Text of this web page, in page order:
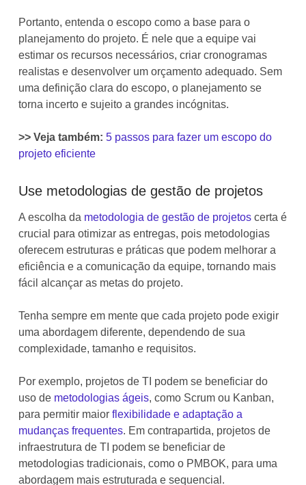
Portanto, entenda o escopo como a base para o
planejamento do projeto. É nele que a equipe vai
estimar os recursos necessários, criar cronogramas
realistas e desenvolver um orçamento adequado. Sem
uma definição clara do escopo, o planejamento se
torna incerto e sujeito a grandes incógnitas.
>> Veja também: 5 passos para fazer um escopo do
projeto eficiente
Use metodologias de gestão de projetos
A escolha da metodologia de gestão de projetos certa é
crucial para otimizar as entregas, pois metodologias
oferecem estruturas e práticas que podem melhorar a
eficiência e a comunicação da equipe, tornando mais
fácil alcançar as metas do projeto.
Tenha sempre em mente que cada projeto pode exigir
uma abordagem diferente, dependendo de sua
complexidade, tamanho e requisitos.
Por exemplo, projetos de TI podem se beneficiar do
uso de metodologias ágeis, como Scrum ou Kanban,
para permitir maior flexibilidade e adaptação a
mudanças frequentes. Em contrapartida, projetos de
infraestrutura de TI podem se beneficiar de
metodologias tradicionais, como o PMBOK, para uma
abordagem mais estruturada e sequencial.